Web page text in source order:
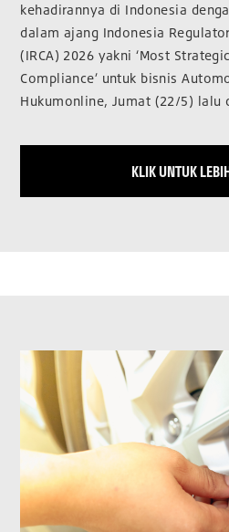
kehadirannya di Indonesia
dalam ajang Indonesia
(IRCA) 2026 yakni ‘Most
Compliance’ untuk bisnis
Hukumonline, Jumat (22/5) lalu
KLIK UNTUK